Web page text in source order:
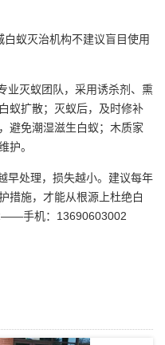
蚁灭治机构不建议盲目使用
业灭蚁团队 ，采用诱杀剂、熏
蚁扩散；灭蚁后，及时修补
避免潮湿滋生白蚁；木质家
护。
早处理，损失越小。建议每年
措施，才能从根源上杜绝白
手机：13690603002